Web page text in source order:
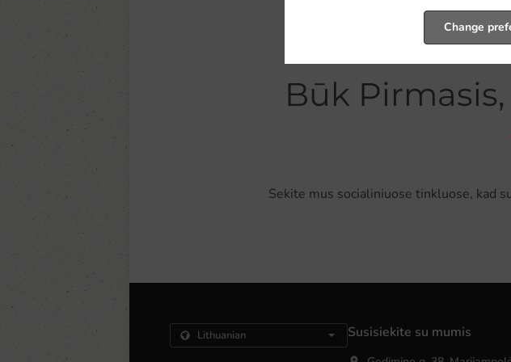
Change
Būk
Sekite mus socialiniuose tinkluose, kad
Susisiekite su mumis